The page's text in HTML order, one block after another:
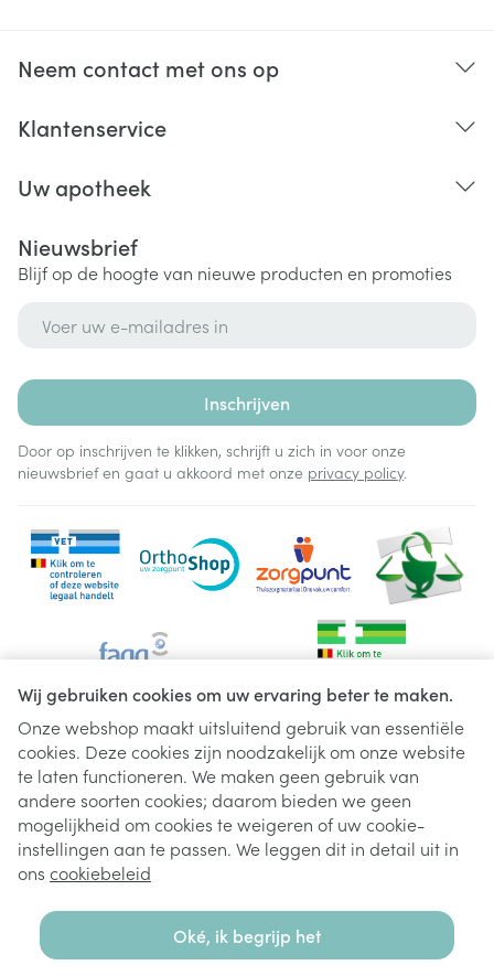
Wij gebruiken cookies om uw ervaring beter te maken.
Onze webshop maakt uitsluitend gebruik van essentiële
cookies. Deze cookies zijn noodzakelijk om onze website
te laten functioneren. We maken geen gebruik van
andere soorten cookies; daarom bieden we geen
mogelijkheid om cookies te weigeren of uw cookie-
instellingen aan te passen. We leggen dit in detail uit in
ons cookiebeleid
Oké, ik begrijp het
Neem contact met ons op
Klantenservice
Uw apotheek
Nieuwsbrief
Blijf op de hoogte van nieuwe producten en promoties
Inschrijven
Door op inschrijven te klikken, schrijft u zich in voor onze
nieuwsbrief en gaat u akkoord met onze privacy policy.
Juridische links